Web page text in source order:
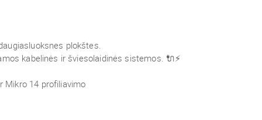
plokštes.
kabelinės ir šviesolaidinės sistemos. 🔌⚡
Mikro 14 profiliavimo